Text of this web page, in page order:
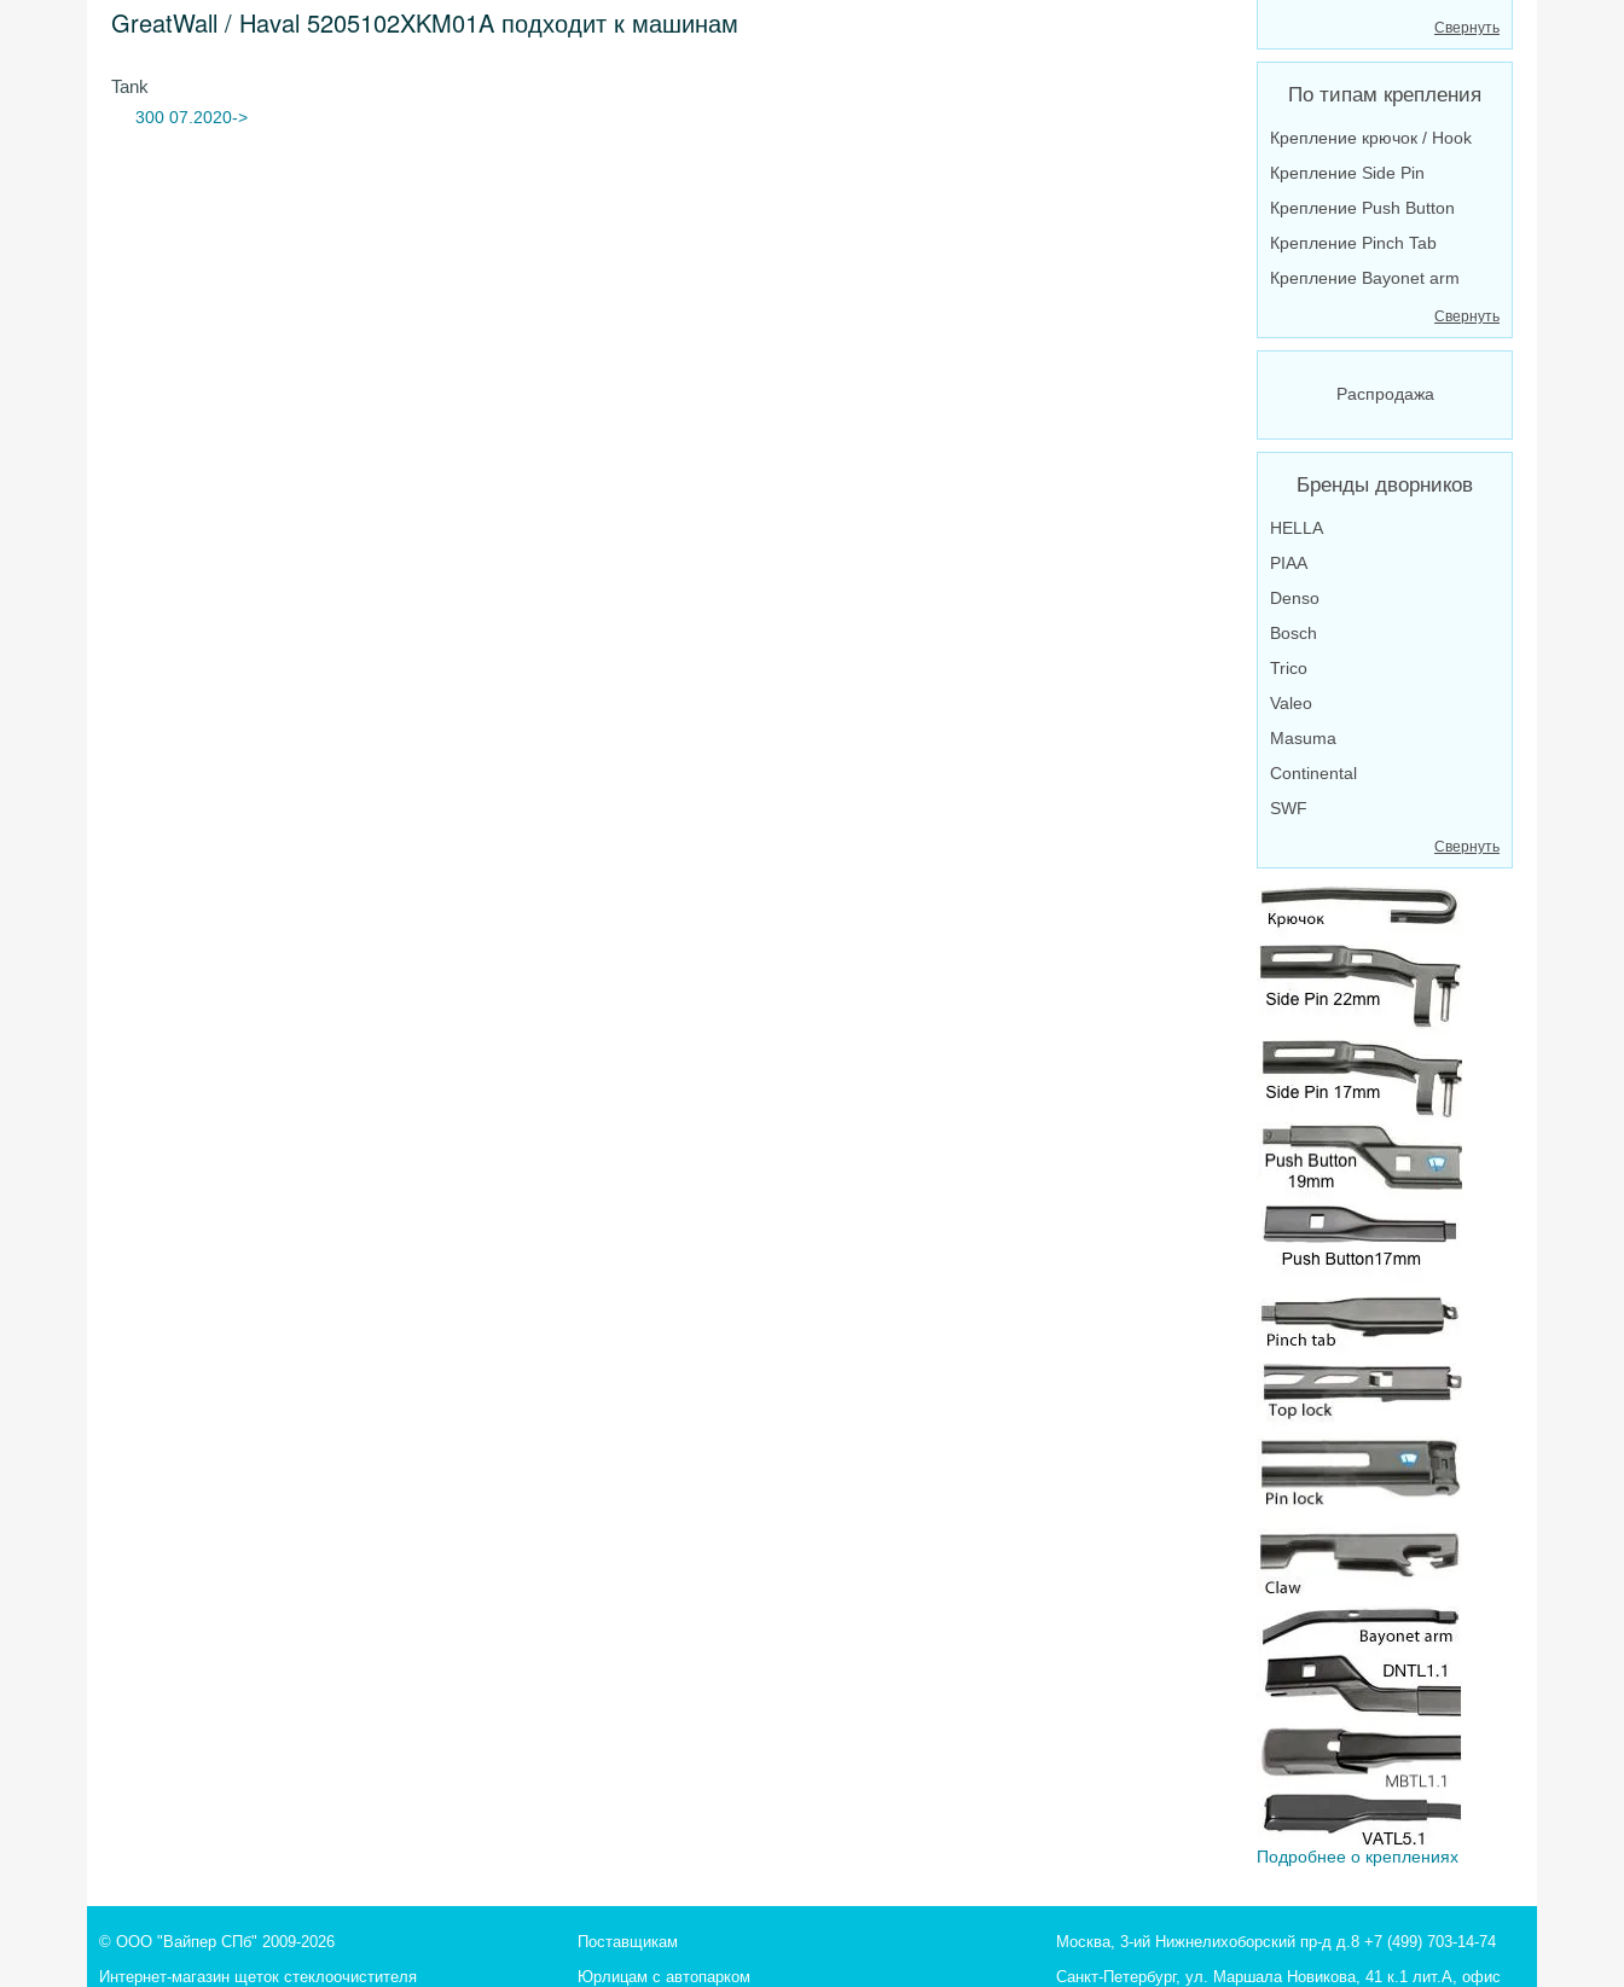
GreatWall / Haval 5205102XKM01A подходит к машинам
Tank
300 07.2020->
Свернуть
По типам крепления
Крепление крючок / Hook
Крепление Side Pin
Крепление Push Button
Крепление Pinch Tab
Крепление Bayonet arm
Свернуть
Распродажа
Бренды дворников
HELLA
PIAA
Denso
Bosch
Trico
Valeo
Masuma
Continental
SWF
Свернуть
Подробнее о креплениях
© ООО "Вайпер СПб" 2009-2026
Интернет-магазин щеток стеклоочистителя
Поставщикам
Юрлицам с автопарком
Москва, 3-ий Нижнелихоборский пр-д д.8 +7 (499) 703-14-74
Санкт-Петербург, ул. Маршала Новикова, 41 к.1 лит.А, офис